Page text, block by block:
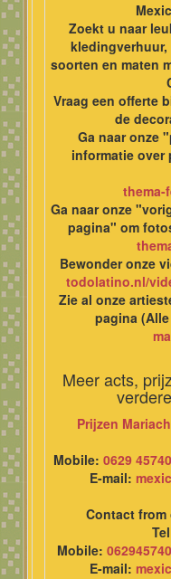
Zoekt u naar
soorten en maten
Vraag een offerte
de
Ga naar onze
informatie over
thema-
Ga naar onze
pagina" om
Bewonder onze
todolatino.nl/
Zie al onze
pagina
Meer acts,
Prijzen
Mobile: 0629
E-mail:
Contact
Mobile:
E-mail: